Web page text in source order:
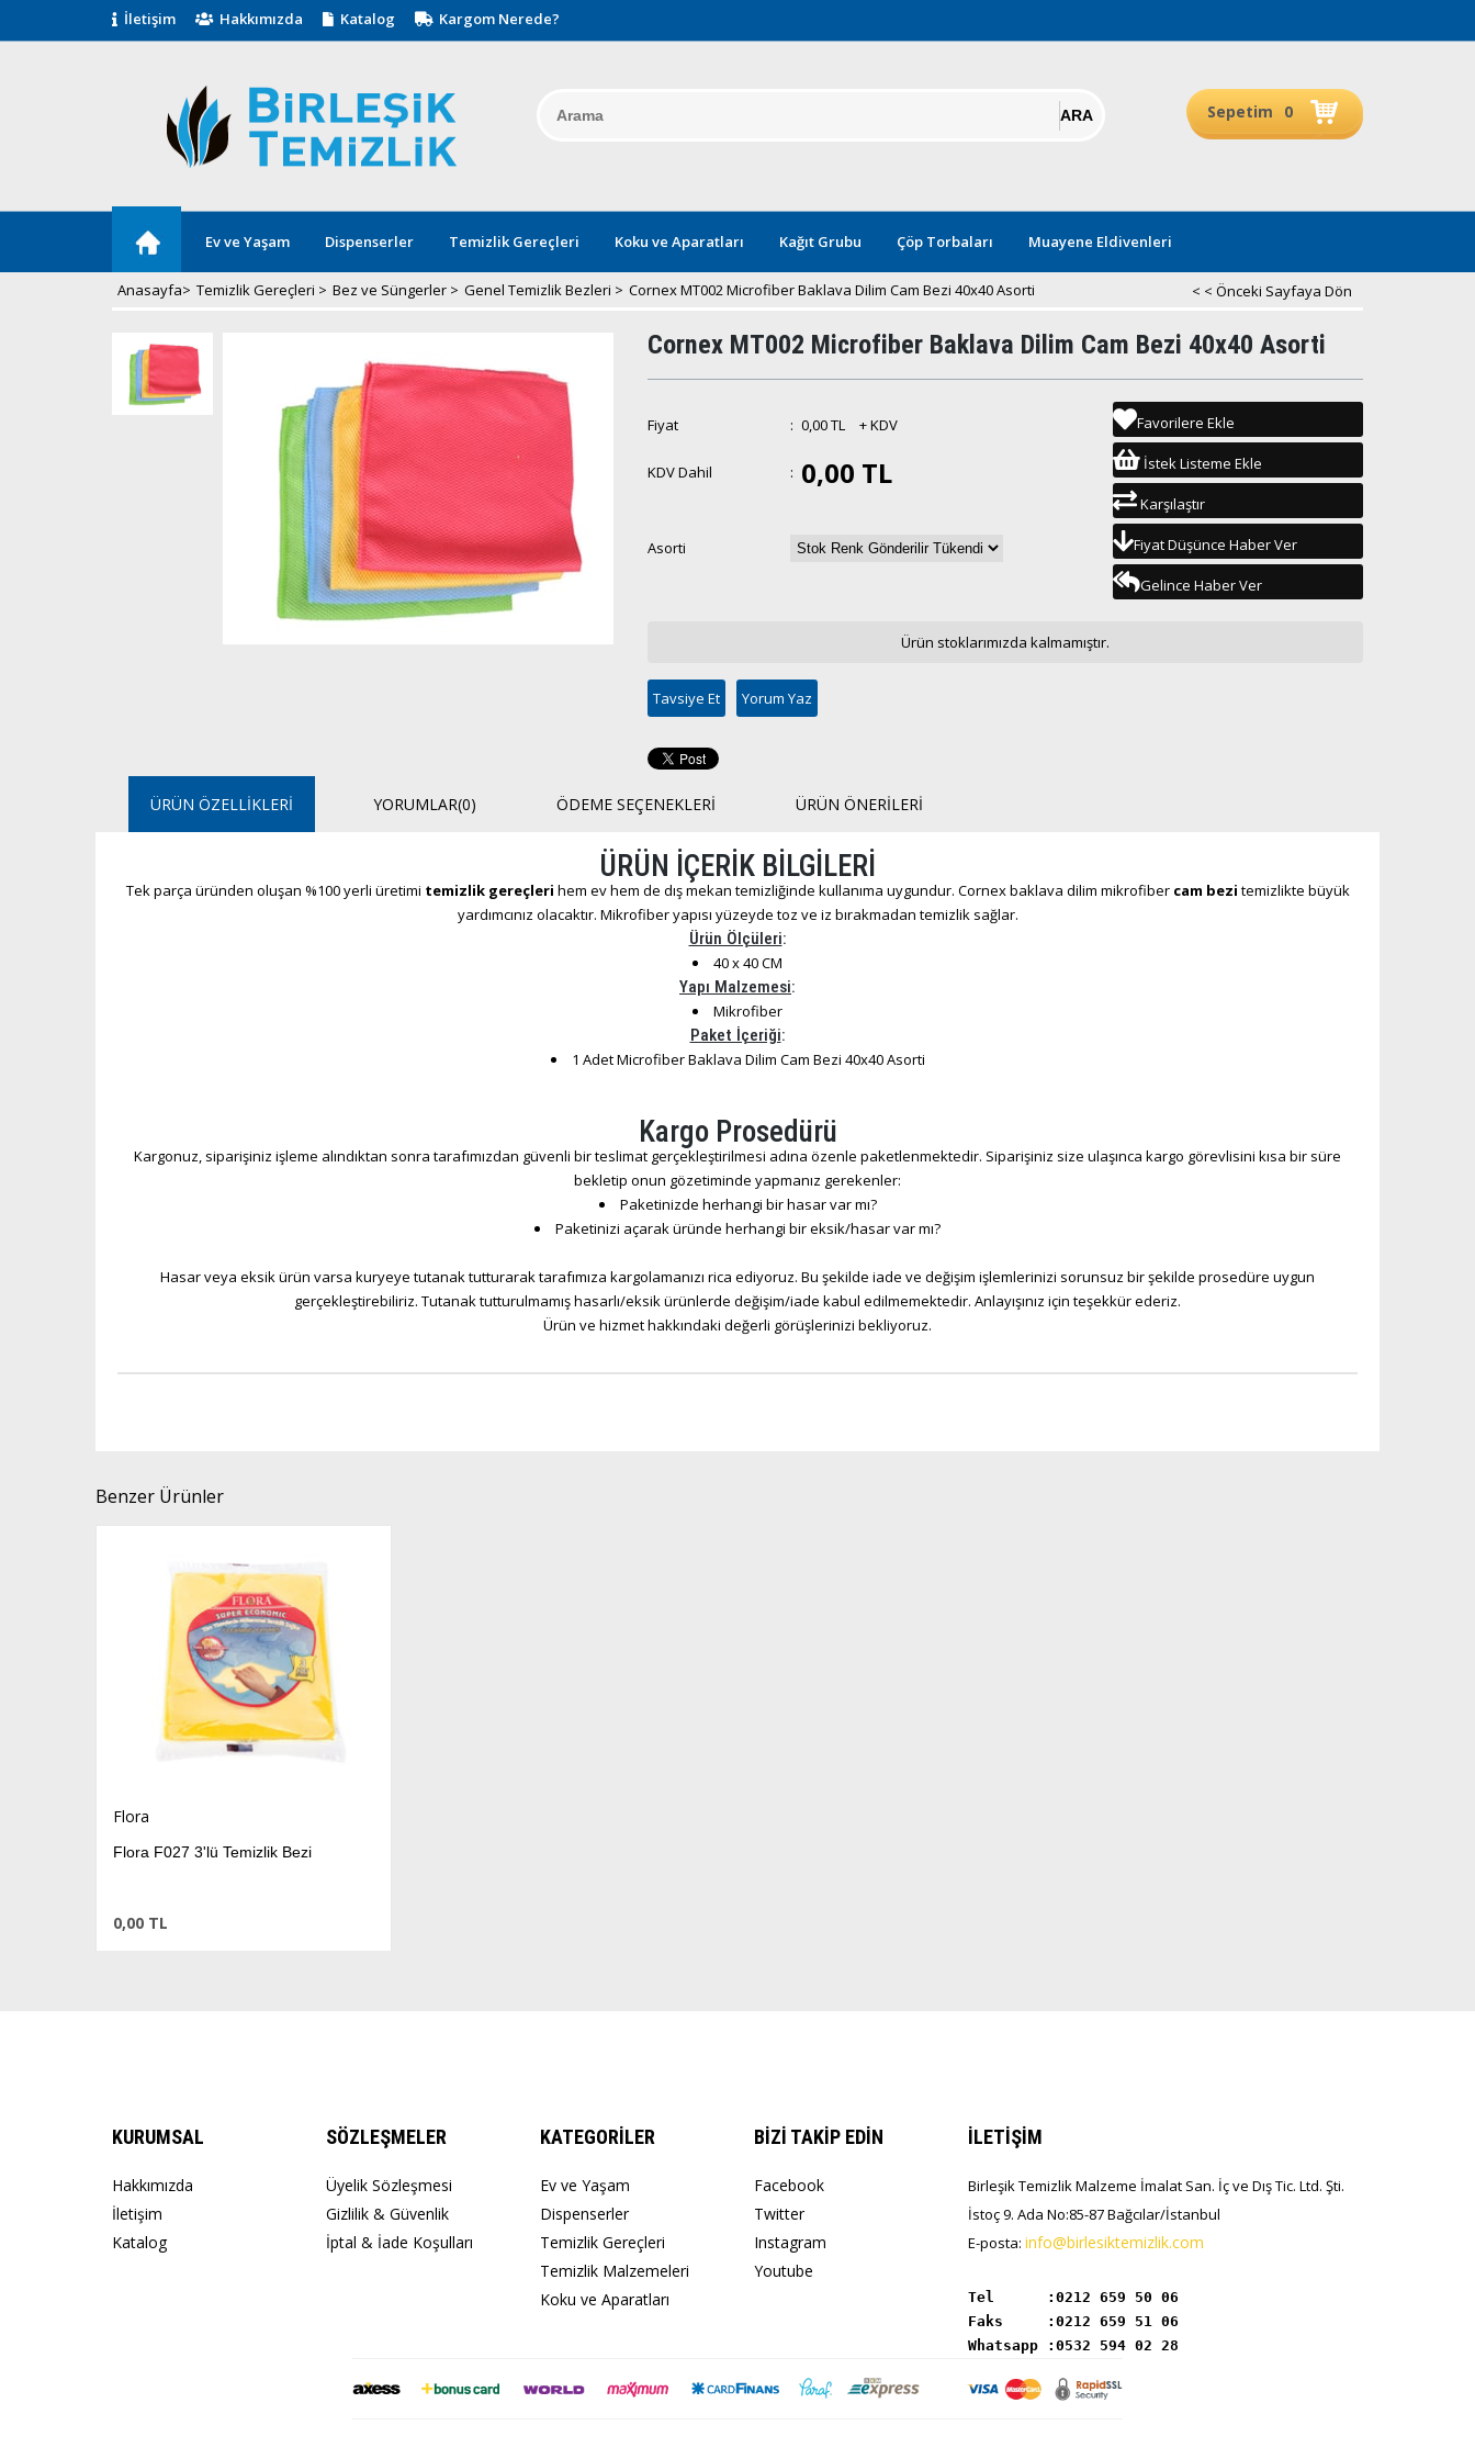
İletişim Hakkımızda Katalog Kargom Nerede?
Sepetim 0
Ev ve Yaşam Dispenserler Temizlik Gereçleri Koku ve Aparatları Kağıt Grubu Çöp Torbaları Muayene Eldivenleri
Anasayfa> Temizlik Gereçleri > Bez ve Süngerler > Genel Temizlik Bezleri > Cornex MT002 Microfiber Baklava Dilim Cam Bezi 40x40 Asorti < < Önceki Sayfaya Dön
Cornex MT002 Microfiber Baklava Dilim Cam Bezi 40x40 Asorti
Fiyat : 0,00 TL + KDV
KDV Dahil : 0,00 TL
Asorti
Favorilere Ekle
İstek Listeme Ekle
Karşılaştır
Fiyat Düşünce Haber Ver
Gelince Haber Ver
Ürün stoklarımızda kalmamıştır.
Tavsiye Et Yorum Yaz
ÜRÜN ÖZELLIKLERI YORUMLAR(0) ÖDEME SEÇENEKLERI ÜRÜN ÖNERILERI
ÜRÜN İÇERİK BİLGİLERİ
Tek parça üründen oluşan %100 yerli üretimi temizlik gereçleri hem ev hem de dış mekan temizliğinde kullanıma uygundur. Cornex baklava dilim mikrofiber cam bezi temizlikte büyük
yardımcınız olacaktır. Mikrofiber yapısı yüzeyde toz ve iz bırakmadan temizlik sağlar.
Ürün Ölçüleri:
40 x 40 CM
Yapı Malzemesi:
Mikrofiber
Paket İçeriği:
1 Adet Microfiber Baklava Dilim Cam Bezi 40x40 Asorti
Kargo Prosedürü
Kargonuz, siparişiniz işleme alındıktan sonra tarafımızdan güvenli bir teslimat gerçekleştirilmesi adına özenle paketlenmektedir. Siparişiniz size ulaşınca kargo görevlisini kısa bir süre
bekletip onun gözetiminde yapmanız gerekenler:
Paketinizde herhangi bir hasar var mı?
Paketinizi açarak üründe herhangi bir eksik/hasar var mı?
Hasar veya eksik ürün varsa kuryeye tutanak tutturarak tarafımıza kargolamanızı rica ediyoruz. Bu şekilde iade ve değişim işlemlerinizi sorunsuz bir şekilde prosedüre uygun
gerçekleştirebiliriz. Tutanak tutturulmamış hasarlı/eksik ürünlerde değişim/iade kabul edilmemektedir. Anlayışınız için teşekkür ederiz.
Ürün ve hizmet hakkındaki değerli görüşlerinizi bekliyoruz.
Benzer Ürünler
Flora
Flora F027 3'lü Temizlik Bezi
0,00 TL
KURUMSAL
Hakkımızda
İletişim
Katalog
SÖZLEŞMELER
Üyelik Sözleşmesi
Gizlilik & Güvenlik
İptal & İade Koşulları
KATEGORİLER
Ev ve Yaşam
Dispenserler
Temizlik Gereçleri
Temizlik Malzemeleri
Koku ve Aparatları
BİZİ TAKİP EDİN
Facebook
Twitter
Instagram
Youtube
İLETİŞİM
Birleşik Temizlik Malzeme İmalat San. İç ve Dış Tic. Ltd. Şti.
İstoç 9. Ada No:85-87 Bağcılar/İstanbul
E-posta: info@birlesiktemizlik.com
Tel      :
Whatsapp :0532 594 02 28